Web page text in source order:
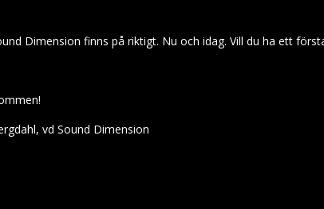
Dimension finns på riktigt. Nu och idag. Vill du ha ett
vd Sound Dimension